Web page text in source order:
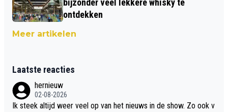
ontdekken
Meer artikelen
Laatste reacties
hernieuw
02-08-2026
Ik steek altijd weer veel op van het nieuws in de show. Zo ook v